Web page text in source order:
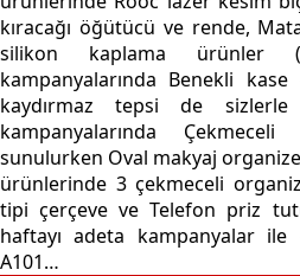
kıracağı öğütücü ve rende,
silikon kaplama ürünler
kampanyalarında Benekli
kaydırmaz tepsi de
kampanyalarında
sunulurken Oval makyaj
ürünlerinde 3 çekmeceli
tipi çerçeve ve Telefon priz
haftayı adeta kampanyalar ile
A101…